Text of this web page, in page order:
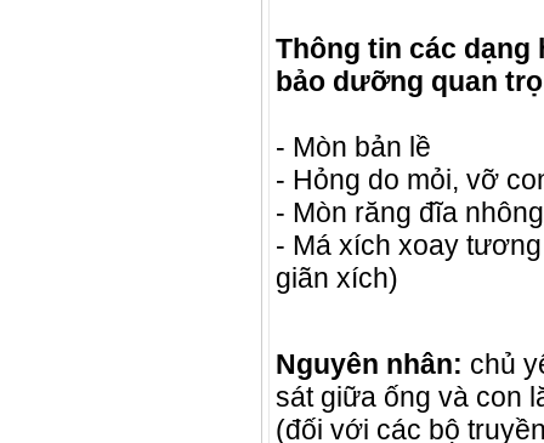
Thông tin các
bảo dưỡng quan
- Mòn bản lề
- Hỏng do mỏi, vỡ
- Mòn răng đĩa
- Má xích xoay
giãn xích)
Nguyên nhân: chủ
sát giữa ống và con
(đối với các bộ